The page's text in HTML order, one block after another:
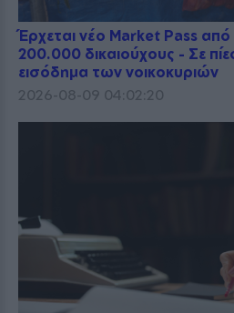
Έρχεται νέο Market Pass από
200.000 δικαιούχους - Σε
εισόδημα των νοικοκυριών
2026-08-09 04:02:20